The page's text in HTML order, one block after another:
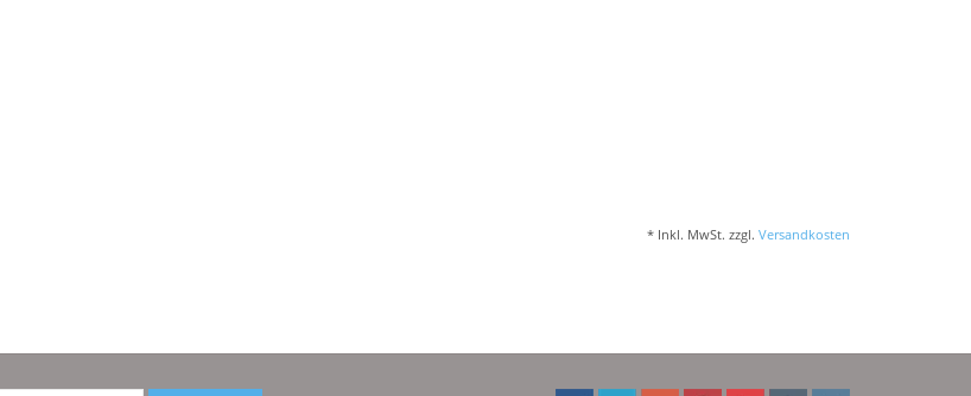
* Inkl. MwSt. zzgl. Versandkosten